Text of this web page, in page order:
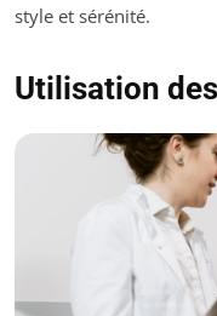
style et sérénité.
Utilisation